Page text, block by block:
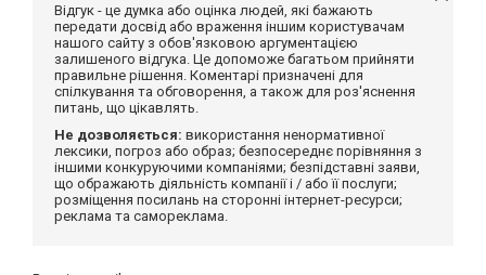
Відгук - це думка або оцінка людей, які бажають
передати досвід або враження іншим користувачам
нашого сайту з обов'язковою аргументацією
залишеного відгука. Це допоможе багатьом прийняти
правильне рішення. Коментарі призначені для
спілкування та обговорення, а також для роз'яснення
питань, що цікавлять.
Не дозволяється: використання ненормативної
лексики, погроз або образ; безпосереднє порівняння з
іншими конкуруючими компаніями; безпідставні заяви,
що ображають діяльність компанії і / або її послуги;
розміщення посилань на сторонні інтернет-ресурси;
реклама та самореклама.